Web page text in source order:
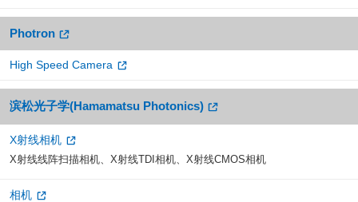
Photron
High Speed Camera
滨松光子学(Hamamatsu Photonics)
X射线相机
X射线线阵扫描相机、X射线TDI相机、X射线CMOS相机
相机